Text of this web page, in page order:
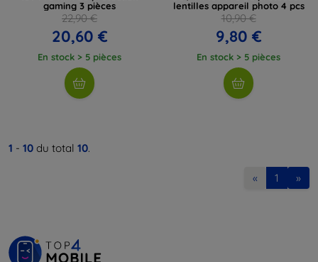
gaming 3 pièces
22,90 €
20,60 €
En stock > 5 pièces
lentilles appareil photo 4 pcs
10,90 €
9,80 €
En stock > 5 pièces
1 - 10 du total 10.
« 1 »